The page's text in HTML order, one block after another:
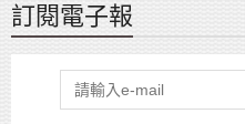
訂閱電子報